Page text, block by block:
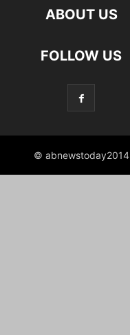
ABOUT US
FOLLOW US
© abnewstoday2014